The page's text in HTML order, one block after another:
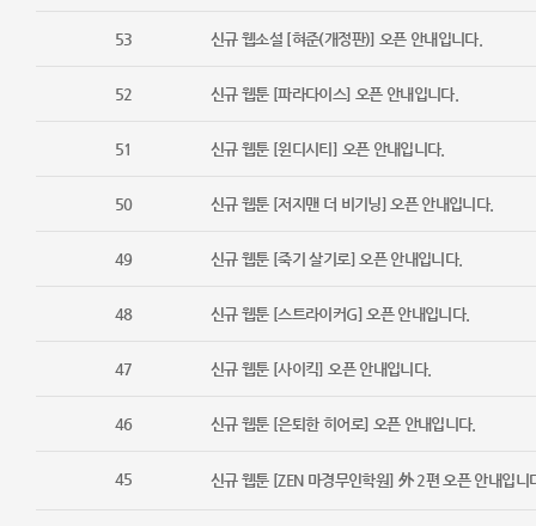
53 신규 웹소설 [혀준(개정판)] 오픈 안내입니다.
52 신규 웹툰 [파라다이스] 오픈 안내입니다.
51 신규 웹툰 [윈디시티] 오픈 안내입니다.
50 신규 웹툰 [저지맨 더 비기닝] 오픈 안내입니다.
49 신규 웹툰 [죽기 살기로] 오픈 안내입니다.
48 신규 웹툰 [스트라이커G] 오픈 안내입니다.
47 신규 웹툰 [사이킥] 오픈 안내입니다.
46 신규 웹툰 [은퇴한 히어로] 오픈 안내입니다.
45 신규 웹툰 [ZEN 마경무인학원] 外 2편 오픈 안내입니